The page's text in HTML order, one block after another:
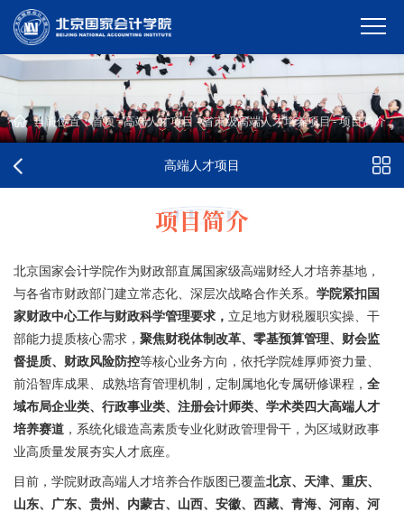
当前位置：首页-高端人才项目-省市级高端人才培养项目-项目简介
高端人才项目
项目简介
北京国家会计学院作为财政部直属国家级高端财经人才培养基地，
与各省市财政部门建立常态化、深层次战略合作关系。 学院紧扣国
家财政中心工作与财政科学管理要求， 立足地方财税履职实操、干
部能力提质核心需求， 聚焦财税体制改革、零基预算管理、财会监
督提质、财政风险防控等核心业务方向，依托学院雄厚师资力量、
前沿智库成果、成熟培育管理机制，定制属地化专属研修课程， 全
域布局企业类、行政事业类、注册会计师类、学术类四大高端人才
培养赛道 ，系统化锻造高素质专业化财政管理骨干，为区域财政事
业高质量发展夯实人才底座。
目前，学院财政高端人才培养合作版图已覆盖北京、天津、重庆、
山东、广东、 贵州、 内蒙古、山西、安徽、西藏、青海、河南、河